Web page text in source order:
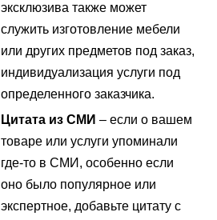
эксклюзива также может
служить изготовление мебели
или других предметов под заказ,
индивидуализация услуги под
определенного заказчика.
Цитата из СМИ – если о вашем
товаре или услуги упоминали
где-то в СМИ, особенно если
оно было популярное или
экспертное, добавьте цитату с